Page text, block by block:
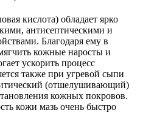
кислота) обладает ярко
антисептическими и
Благодаря ему в
кожные наросты и
ускорить процесс
также при угревой сыпи
(отшелушивающий)
кожных покровов.
кожи мазь очень быстро